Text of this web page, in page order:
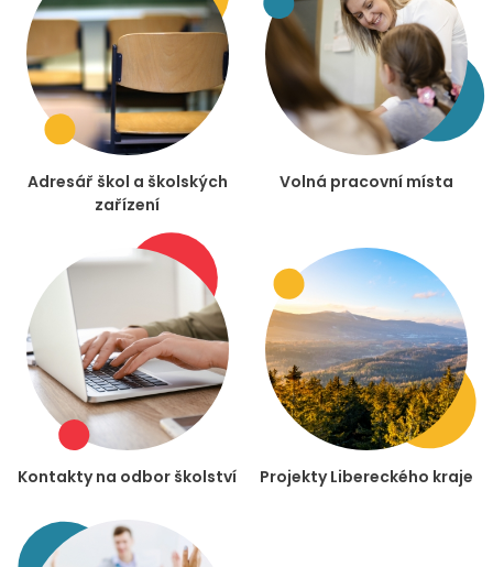
Adresář škol a školských
zařízení
Volná pracovní místa
Kontakty na odbor školství Projekty Libereckého kraje